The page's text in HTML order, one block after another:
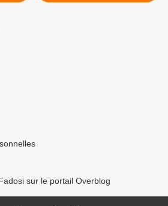
sur le portail Overblog